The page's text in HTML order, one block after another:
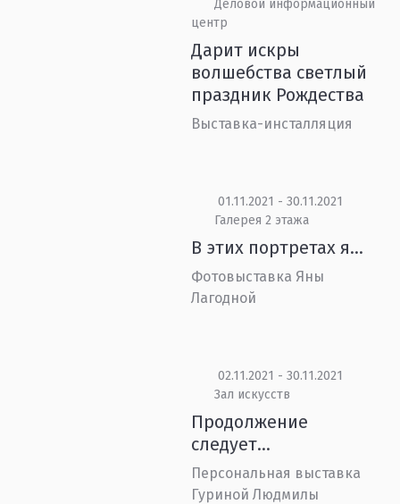
Деловой информационный
центр
Дарит искры
волшебства светлый
праздник Рождества
Выставка-инсталляция
01.11.2021 - 30.11.2021
Галерея 2 этажа
В этих портретах я…
Фотовыставка Яны
Лагодной
02.11.2021 - 30.11.2021
Зал искусств
Продолжение
следует…
Персональная выставка
Гуриной Людмилы